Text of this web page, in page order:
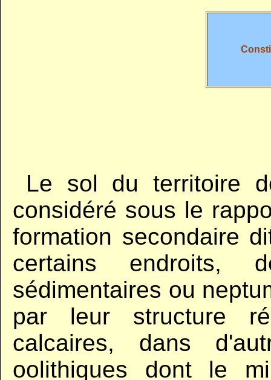
Le sol du territoire
considéré sous le
formation secondaire
certains endroits,
sédimentaires ou
par leur structure
calcaires, dans
oolithiques dont le